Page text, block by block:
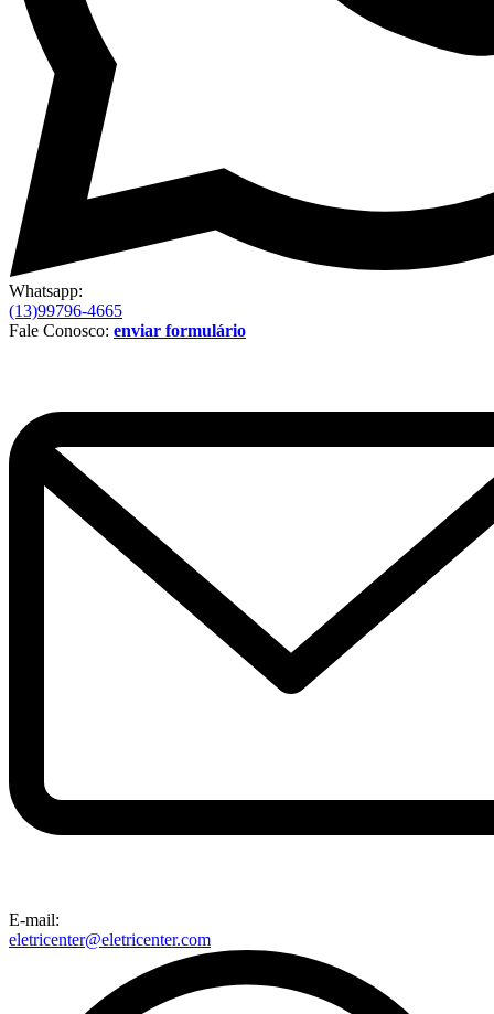
Whatsapp:
(13)99796-4665
Fale Conosco: enviar formulário
E-mail:
eletricenter@eletricenter.com